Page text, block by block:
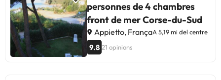
personnes de 4 chambres
front de mer Corse-du-Sud
Appietto, FrançaA 5,19 mi del centre
9.8 21 opinions